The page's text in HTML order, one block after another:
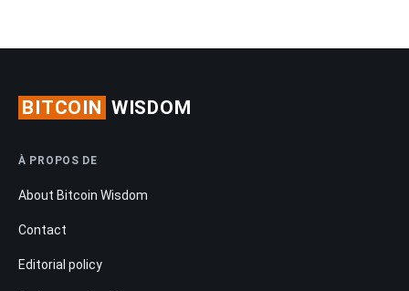
BITCOIN WISDOM
À PROPOS DE
About Bitcoin Wisdom
Contact
Editorial policy